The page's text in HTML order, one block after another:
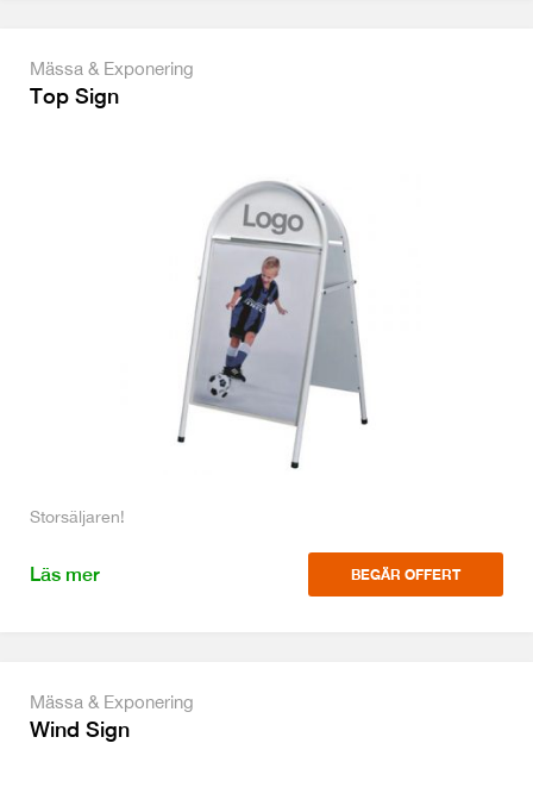
Mässa & Exponering
Top Sign
Storsäljaren!
Läs mer BEGÄR OFFERT
Mässa & Exponering
Wind Sign